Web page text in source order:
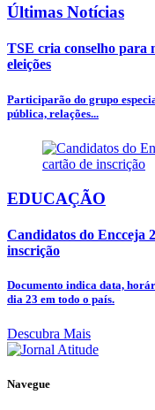
Últimas Notícias
TSE cria conselho para
eleições
Participarão do grupo
pública, relações...
EDUCAÇÃO
Candidatos do Encceja
inscrição
Documento indica data,
dia 23 em todo o país.
Descubra Mais
Navegue